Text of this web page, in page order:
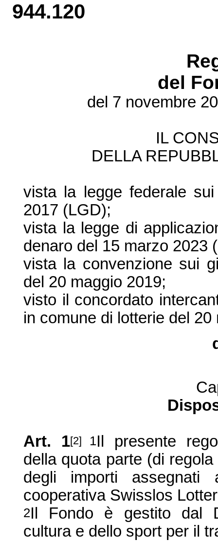
944.120
del
del 7 novembre
IL
DELLA
vista la legge federale
2017 (LGD);
vista la legge di
denaro del 15 marzo 2023
vista la convenzione sui
del 20 maggio 2019;
visto il concordato
in comune di lotterie del 20
Art. 1[2] 1Il presente
della quota parte (di
degli importi assegnati
cooperativa Swisslos
2Il Fondo è gestito dal
cultura e dello sport per il